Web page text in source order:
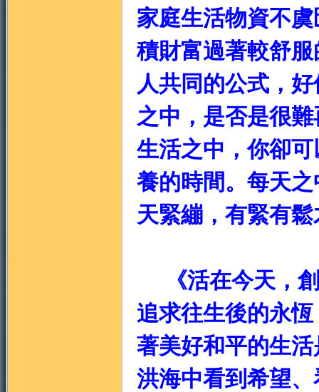
家庭生活物資不
積財富過著較舒
人共同的公式，
之中，是否是很
生活之中，你卻
養的時間。每天
天緊繃，有緊有
《活在今天，創
追求往生後的永
著美好和平的生
洪海中看到希望